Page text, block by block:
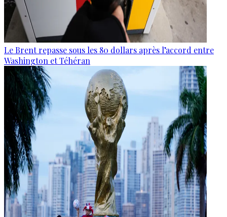
Le Brent repasse sous les 80 dollars après l’accord entre
Washington et Téhéran